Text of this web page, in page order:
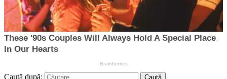
Caută după: